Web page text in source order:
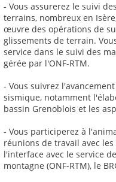
- Vous assurerez le suivi
terrains, nombreux en
œuvre des opérations de
glissements de terrain.
service dans le suivi des
gérée par l'ONF-RTM.
- Vous suivrez
sismique, notamment
bassin Grenoblois et les
- Vous participerez à
réunions de travail avec
l'interface avec le service
montagne (ONF-RTM), le